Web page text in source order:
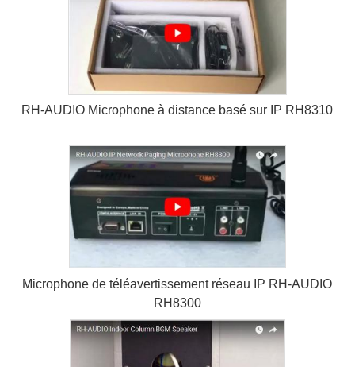
RH-AUDIO Microphone à distance basé sur IP RH8310
Microphone de téléavertissement réseau IP RH-AUDIO
RH8300